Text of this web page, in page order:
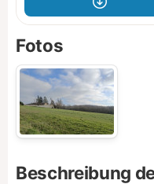
Fotos
Beschreibung